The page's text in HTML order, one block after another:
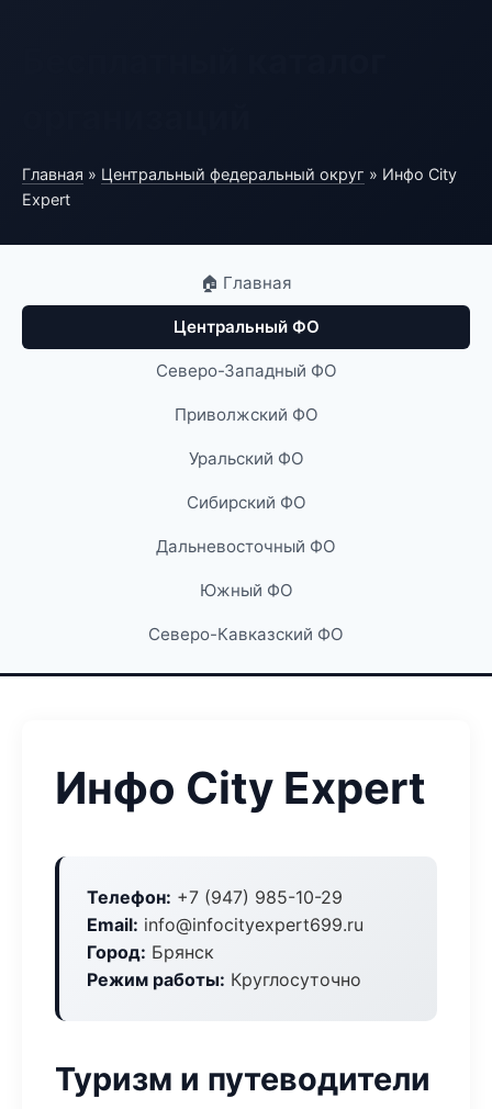
Главная » Центральный федеральный округ » Инфо City
Expert
🏠 Главная
Центральный ФО
Северо-Западный ФО
Приволжский ФО
Уральский ФО
Сибирский ФО
Дальневосточный ФО
Южный ФО
Северо-Кавказский ФО
Инфо City Expert
Телефон: +7 (947) 985-10-29
Email: info@infocityexpert699.ru
Город: Брянск
Режим работы: Круглосуточно
Туризм и путеводители